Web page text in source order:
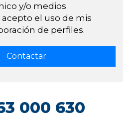
y/o medios
el uso de mis
de perfiles.
000 630